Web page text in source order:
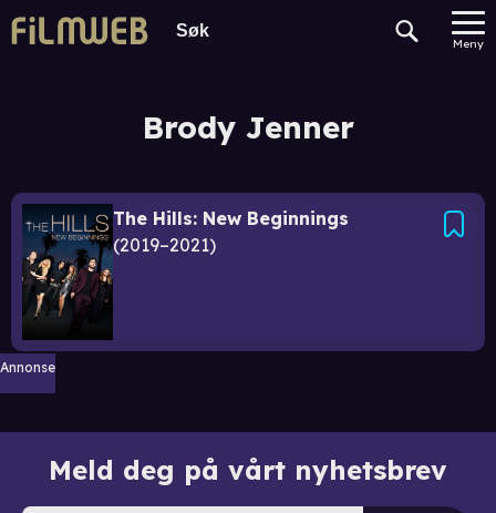
Meny
Brody Jenner
The Hills: New Beginnings
2019–2021
Annonse
Meld deg på vårt nyhetsbrev